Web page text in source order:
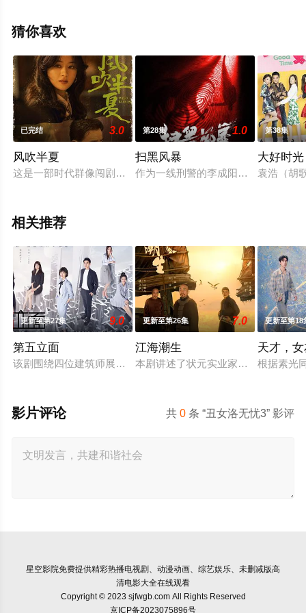
看，更多剧情信息可移步至豆瓣电视剧、电视猫或剧情网
猜你喜欢
已完结 3.0
风吹半夏
这是一部时代群像闯剧，讲述了以许半夏为首的有志者怀抱雄
第28集 1.0
扫黑风暴
作为一线刑警的李成阳（孙红雷 饰
第38集
大好时光
袁浩（胡
相关推荐
更新至第27集 9.0
第五立面
该剧围绕四位建筑师展开，讲述了他们在中意合作项目中面对
更新至第26集 7.0
江海潮生
本剧讲述了状元实业家张謇创办大生
更新至第18
天才，
根据素光
共0 条 “丑女洛无忧3” 影评
影片评论
星空影院免费提供精彩热播电视剧、动漫动画、综艺娱乐、未删减版高
清电影大全在线观看
Copyright © 2023 sjfwgb.com All Rights Reserved
京ICP备2023075896号